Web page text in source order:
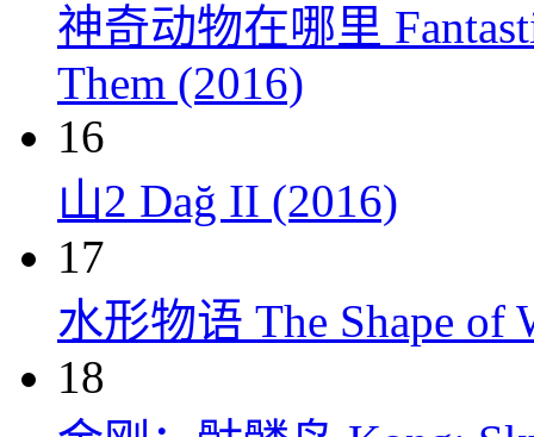
神奇动物在哪里
Them (2016)
16
山2 Dağ II (2016)
17
水形物语 The Shape of
18